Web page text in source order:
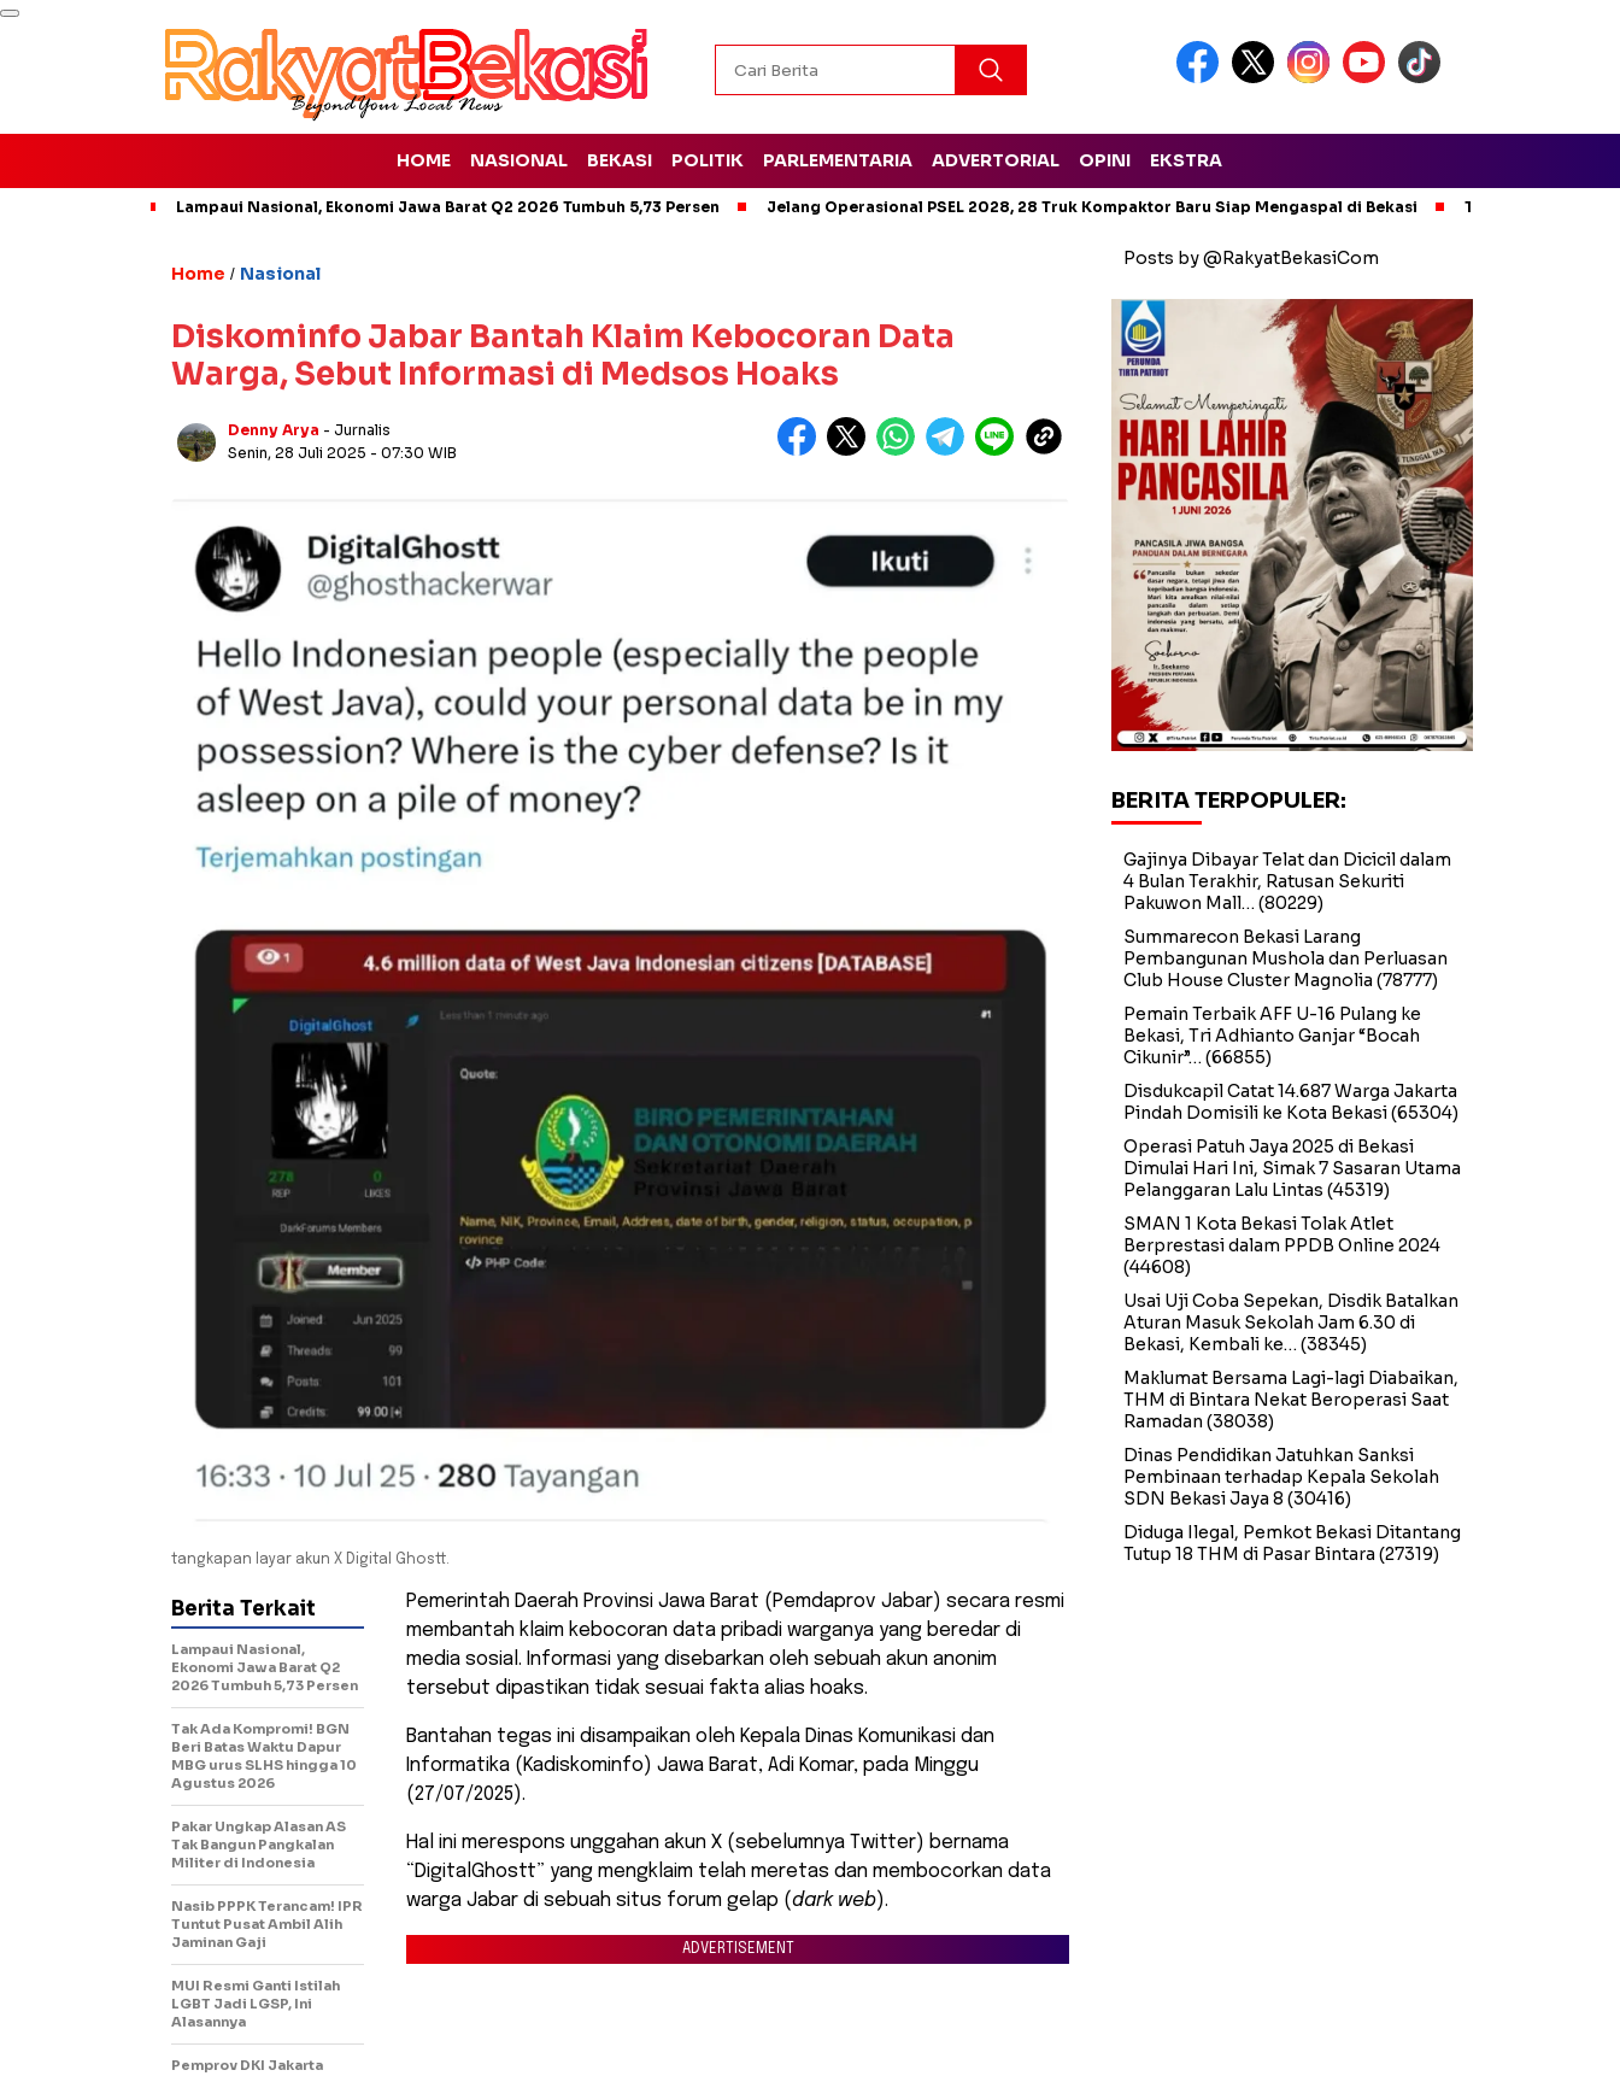
HOME NASIONAL BEKASI POLITIK PARLEMENTARIA ADVERTORIAL OPINI EKSTRA
Lampaui Nasional, Ekonomi Jawa Barat Q2 2026 Tumbuh 5,73 Persen Jelang Operasional PSEL 2028, 28 Truk Kompaktor Baru Siap Mengaspal di Bekasi Tak Ada
Home / Nasional
Diskominfo Jabar Bantah Klaim Kebocoran Data
Warga, Sebut Informasi di Medsos Hoaks
Denny Arya - Jurnalis
Senin, 28 Juli 2025 - 07:30 WIB
tangkapan layar akun X Digital Ghostt.
Pemerintah Daerah Provinsi Jawa Barat (Pemdaprov Jabar) secara resmi
membantah klaim kebocoran data pribadi warganya yang beredar di
media sosial. Informasi yang disebarkan oleh sebuah akun anonim
tersebut dipastikan tidak sesuai fakta alias hoaks.
Bantahan tegas ini disampaikan oleh Kepala Dinas Komunikasi dan
Informatika (Kadiskominfo) Jawa Barat, Adi Komar, pada Minggu
(27/07/2025).
Hal ini merespons unggahan akun X (sebelumnya Twitter) bernama
“DigitalGhostt” yang mengklaim telah meretas dan membocorkan data
warga Jabar di sebuah situs forum gelap (dark web).
ADVERTISEMENT
Berita Terkait
Lampaui Nasional,
Ekonomi Jawa Barat Q2
2026 Tumbuh 5,73 Persen
Tak Ada Kompromi! BGN
Beri Batas Waktu Dapur
MBG urus SLHS hingga 10
Agustus 2026
Pakar Ungkap Alasan AS
Tak Bangun Pangkalan
Militer di Indonesia
Nasib PPPK Terancam! IPR
Tuntut Pusat Ambil Alih
Jaminan Gaji
MUI Resmi Ganti Istilah
LGBT Jadi LGSP, Ini
Alasannya
Pemprov DKI Jakarta
Posts by @RakyatBekasiCom
BERITA TERPOPULER:
Gajinya Dibayar Telat dan Dicicil dalam
4 Bulan Terakhir, Ratusan Sekuriti
Pakuwon Mall… (80229)
Summarecon Bekasi Larang
Pembangunan Mushola dan Perluasan
Club House Cluster Magnolia (78777)
Pemain Terbaik AFF U-16 Pulang ke
Bekasi, Tri Adhianto Ganjar “Bocah
Cikunir”… (66855)
Disdukcapil Catat 14.687 Warga Jakarta
Pindah Domisili ke Kota Bekasi(65304)
Operasi Patuh Jaya 2025 di Bekasi
Dimulai Hari Ini, Simak 7 Sasaran Utama
Pelanggaran Lalu Lintas (45319)
SMAN 1 Kota Bekasi Tolak Atlet
Berprestasi dalam PPDB Online 2024
(44608)
Usai Uji Coba Sepekan, Disdik Batalkan
Aturan Masuk Sekolah Jam 6.30 di
Bekasi, Kembali ke… (38345)
Maklumat Bersama Lagi-lagi Diabaikan,
THM di Bintara Nekat Beroperasi Saat
Ramadan (38038)
Dinas Pendidikan Jatuhkan Sanksi
Pembinaan terhadap Kepala Sekolah
SDN Bekasi Jaya 8 (30416)
Diduga Ilegal, Pemkot Bekasi Ditantang
Tutup 18 THM di Pasar Bintara (27319)